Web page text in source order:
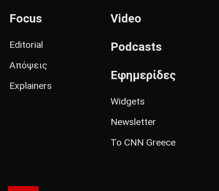
Focus
Editorial
Απόψεις
Explainers
Video
Podcasts
Εφημερίδες
Widgets
Newsletter
Το CNN Greece